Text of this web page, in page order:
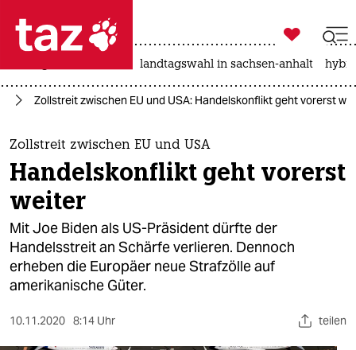
 taz zahl ich
taz zahl ich
themen
politik
öko
gesellschaft
kultur
sport

taz zahl ich
landtagswahl in sachsen-anhalt
Zollstreit zwischen EU und USA: Handelskonflikt geht vorerst
Zollstreit zwischen EU und USA
Handelskonflikt geht vorerst
weiter
Mit Joe Biden als US-Präsident dürfte der
Handelsstreit an Schärfe verlieren. Dennoch
erheben die Europäer neue Strafzölle auf
amerikanische Güter.
10.11.2020 8:14 Uhr teilen